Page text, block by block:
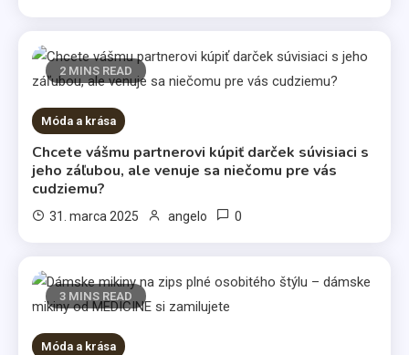
2 MINS READ
Móda a krása
Chcete vášmu partnerovi kúpiť darček súvisiaci s
jeho záľubou, ale venuje sa niečomu pre vás
cudziemu?
31. marca 2025 angelo 0
3 MINS READ
Móda a krása
3
Všetci máme svoje slabosti
4
Káva illy